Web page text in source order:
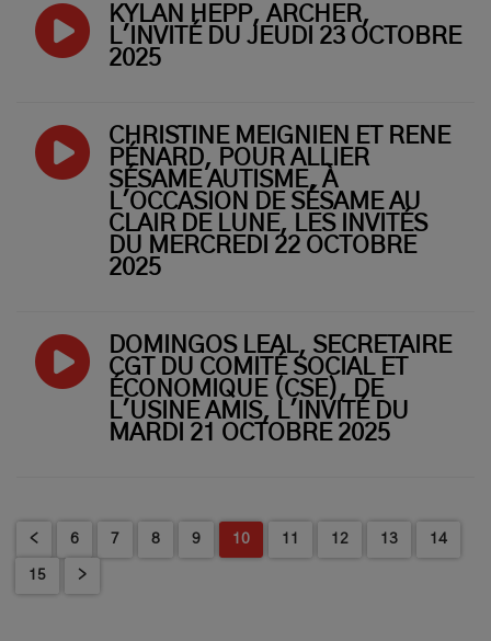
KYLAN HEPP, ARCHER,
L'INVITÉ DU JEUDI 23 OCTOBRE
2025
CHRISTINE MEIGNIEN ET RENÉ
PÉNARD, POUR ALLIER
SÉSAME AUTISME, À
L'OCCASION DE SÉSAME AU
CLAIR DE LUNE, LES INVITÉS
DU MERCREDI 22 OCTOBRE
2025
DOMINGOS LEAL, SECRÉTAIRE
CGT DU COMITÉ SOCIAL ET
ÉCONOMIQUE (CSE), DE
L'USINE AMIS, L'INVITÉ DU
MARDI 21 OCTOBRE 2025
< 6 7 8 9 10 11 12 13 14
15 >